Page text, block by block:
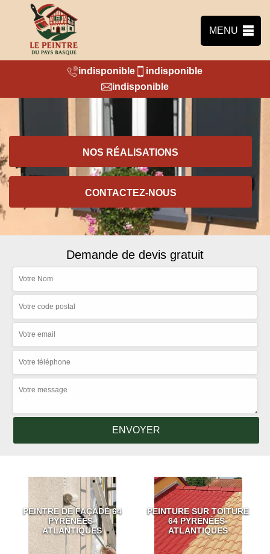
MENU
indisponible
indisponible
indisponible
NOS RÉALISATIONS
CONTACTEZ-NOUS
Demande de devis gratuit
PEINTRE DE FAÇADE 64
PYRÉNÉES-
ATLANTIQUES
PEINTURE SUR TOITURE
64 PYRÉNÉES-
ATLANTIQUES